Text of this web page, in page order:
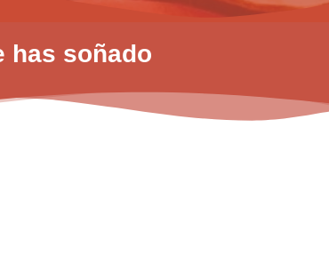
has soñado